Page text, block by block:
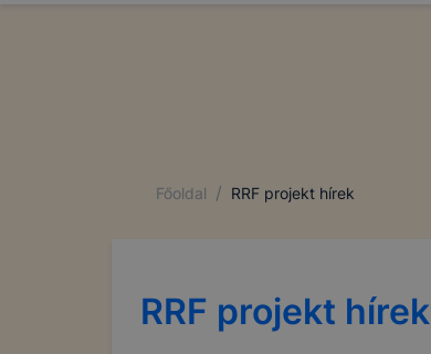
Főoldal / RRF projekt hírek
RRF projekt hírek